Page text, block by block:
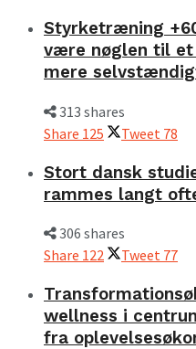
Styrketræning
være nøglen til
mere
313 shares
Share 125 Tweet 78
Stort dansk
rammes langt
306 shares
Share 122 Tweet 77
wellness i
fra